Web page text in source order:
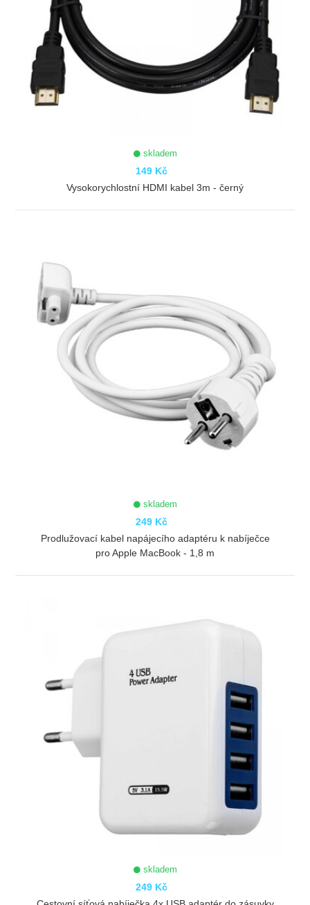
skladem
149 Kč
Vysokorychlostní HDMI kabel 3m - černý
skladem
249 Kč
Prodlužovací kabel napájecího adaptéru k nabíječce
pro Apple MacBook - 1,8 m
skladem
249 Kč